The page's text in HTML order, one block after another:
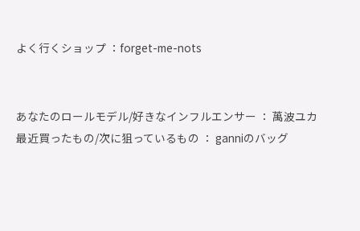
よく行くショップ ： forget-me-nots
あなたのロールモデル/好きなインフルエンサー ： 萬波ユカ
最近買ったもの/次に狙っているもの ： ganniのバッグ